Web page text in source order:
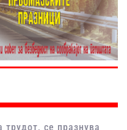
трудот, се празнува